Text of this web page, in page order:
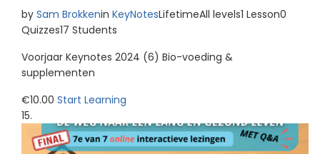
by Sam Brokkenin KeyNotesLifetimeAll levels1 Lesson0
Quizzes17 Students
Voorjaar Keynotes 2024 (6) Bio-voeding &
supplementen
€10.00 Start Learning